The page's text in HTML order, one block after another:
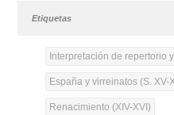
Etiquetas
Interpretación de repertorio
España y virreinatos (S. XV-
Renacimiento (XIV-XVI)